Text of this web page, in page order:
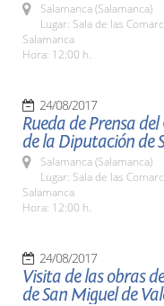
Salamanca (Salamanca)
Lugar: Sala de las
Salamanca
Hora: 12:00 h.
24/08/2017
Rueda de Prensa
de la Diputación de
Salamanca (Salamanca)
Lugar: Sala de las
Salamanca
Hora: 12:00 h.
24/08/2017
Visita de las obras
de San Miguel de